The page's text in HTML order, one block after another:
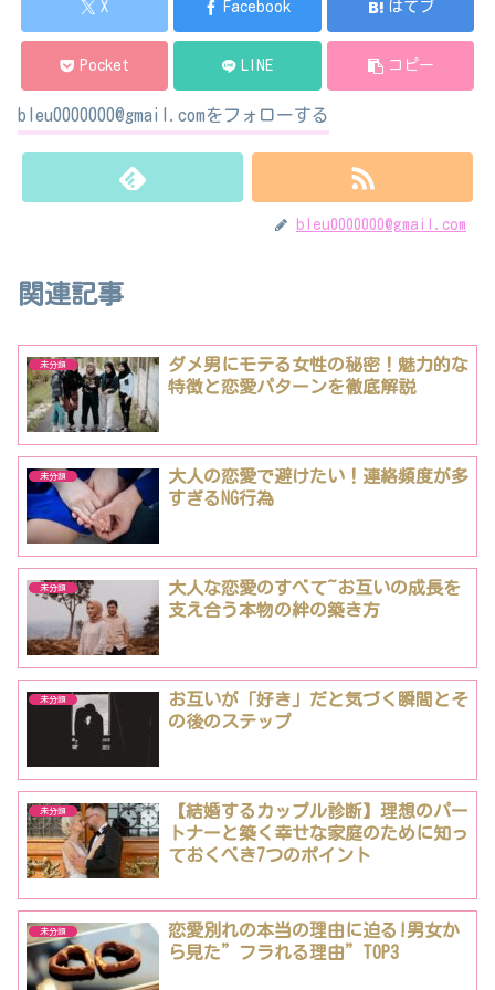
X Facebook はてブ
Pocket LINE コピー
bleu0000000@gmail.comをフォローする
bleu0000000@gmail.com
関連記事
未分類
ダメ男にモテる女性の秘密！魅力的な
特徴と恋愛パターンを徹底解説
未分類
大人の恋愛で避けたい！連絡頻度が多
すぎるNG行為
未分類
大人な恋愛のすべて~お互いの成長を
支え合う本物の絆の築き方
未分類
お互いが「好き」だと気づく瞬間とそ
の後のステップ
未分類
【結婚するカップル診断】理想のパー
トナーと築く幸せな家庭のために知っ
ておくべき7つのポイント
未分類
恋愛別れの本当の理由に迫る!男女か
ら見た”フラれる理由”TOP3